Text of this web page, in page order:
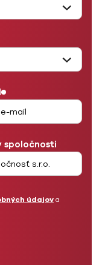
spoločnosti
údajova